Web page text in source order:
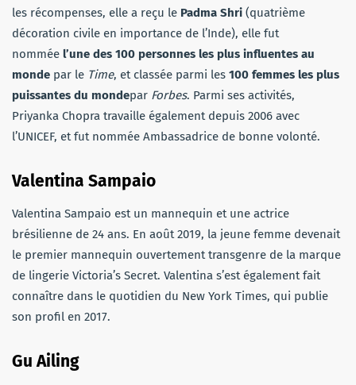
les récompenses, elle a reçu le Padma Shri (quatrième
décoration civile en importance de l’Inde), elle fut
nommée l’une des 100 personnes les plus influentes au
monde par le Time, et classée parmi les 100 femmes les plus
puissantes du mondepar Forbes. Parmi ses activités,
Priyanka Chopra travaille également depuis 2006 avec
l’UNICEF, et fut nommée Ambassadrice de bonne volonté.
Valentina Sampaio
Valentina Sampaio est un mannequin et une actrice
brésilienne de 24 ans. En août 2019, la jeune femme devenait
le premier mannequin ouvertement transgenre de la marque
de lingerie Victoria’s Secret. Valentina s’est également fait
connaître dans le quotidien du New York Times, qui publie
son profil en 2017.
Gu Ailing